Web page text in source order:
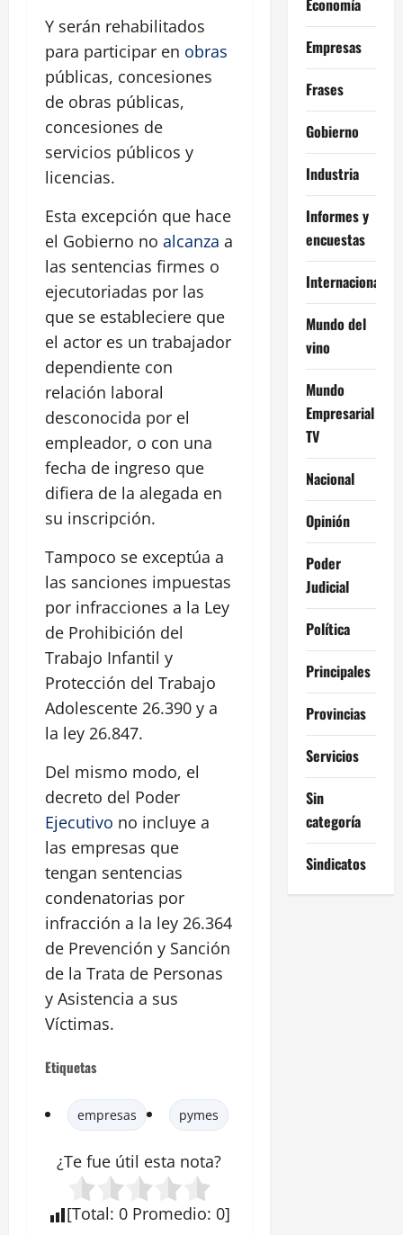
Y serán rehabilitados
para participar en obras
públicas, concesiones
de obras públicas,
concesiones de
servicios públicos y
licencias.
Esta excepción que hace
el Gobierno no alcanza a
las sentencias firmes o
ejecutoriadas por las
que se estableciere que
el actor es un trabajador
dependiente con
relación laboral
desconocida por el
empleador, o con una
fecha de ingreso que
difiera de la alegada en
su inscripción.
Tampoco se exceptúa a
las sanciones impuestas
por infracciones a la Ley
de Prohibición del
Trabajo Infantil y
Protección del Trabajo
Adolescente 26.390 y a
la ley 26.847.
Del mismo modo, el
decreto del Poder
Ejecutivo no incluye a
las empresas que
tengan sentencias
condenatorias por
infracción a la ley 26.364
de Prevención y Sanción
de la Trata de Personas
y Asistencia a sus
Víctimas.
Etiquetas
empresas pymes
¿Te fue útil esta nota?
[Total: 0 Promedio: 0]
Empresas
Frases
Gobierno
Industria
Informes y
encuestas
Internacional
Mundo del
vino
Mundo
Empresarial
TV
Nacional
Opinión
Poder
Judicial
Política
Principales
Provincias
Servicios
Sin
categoría
Sindicatos